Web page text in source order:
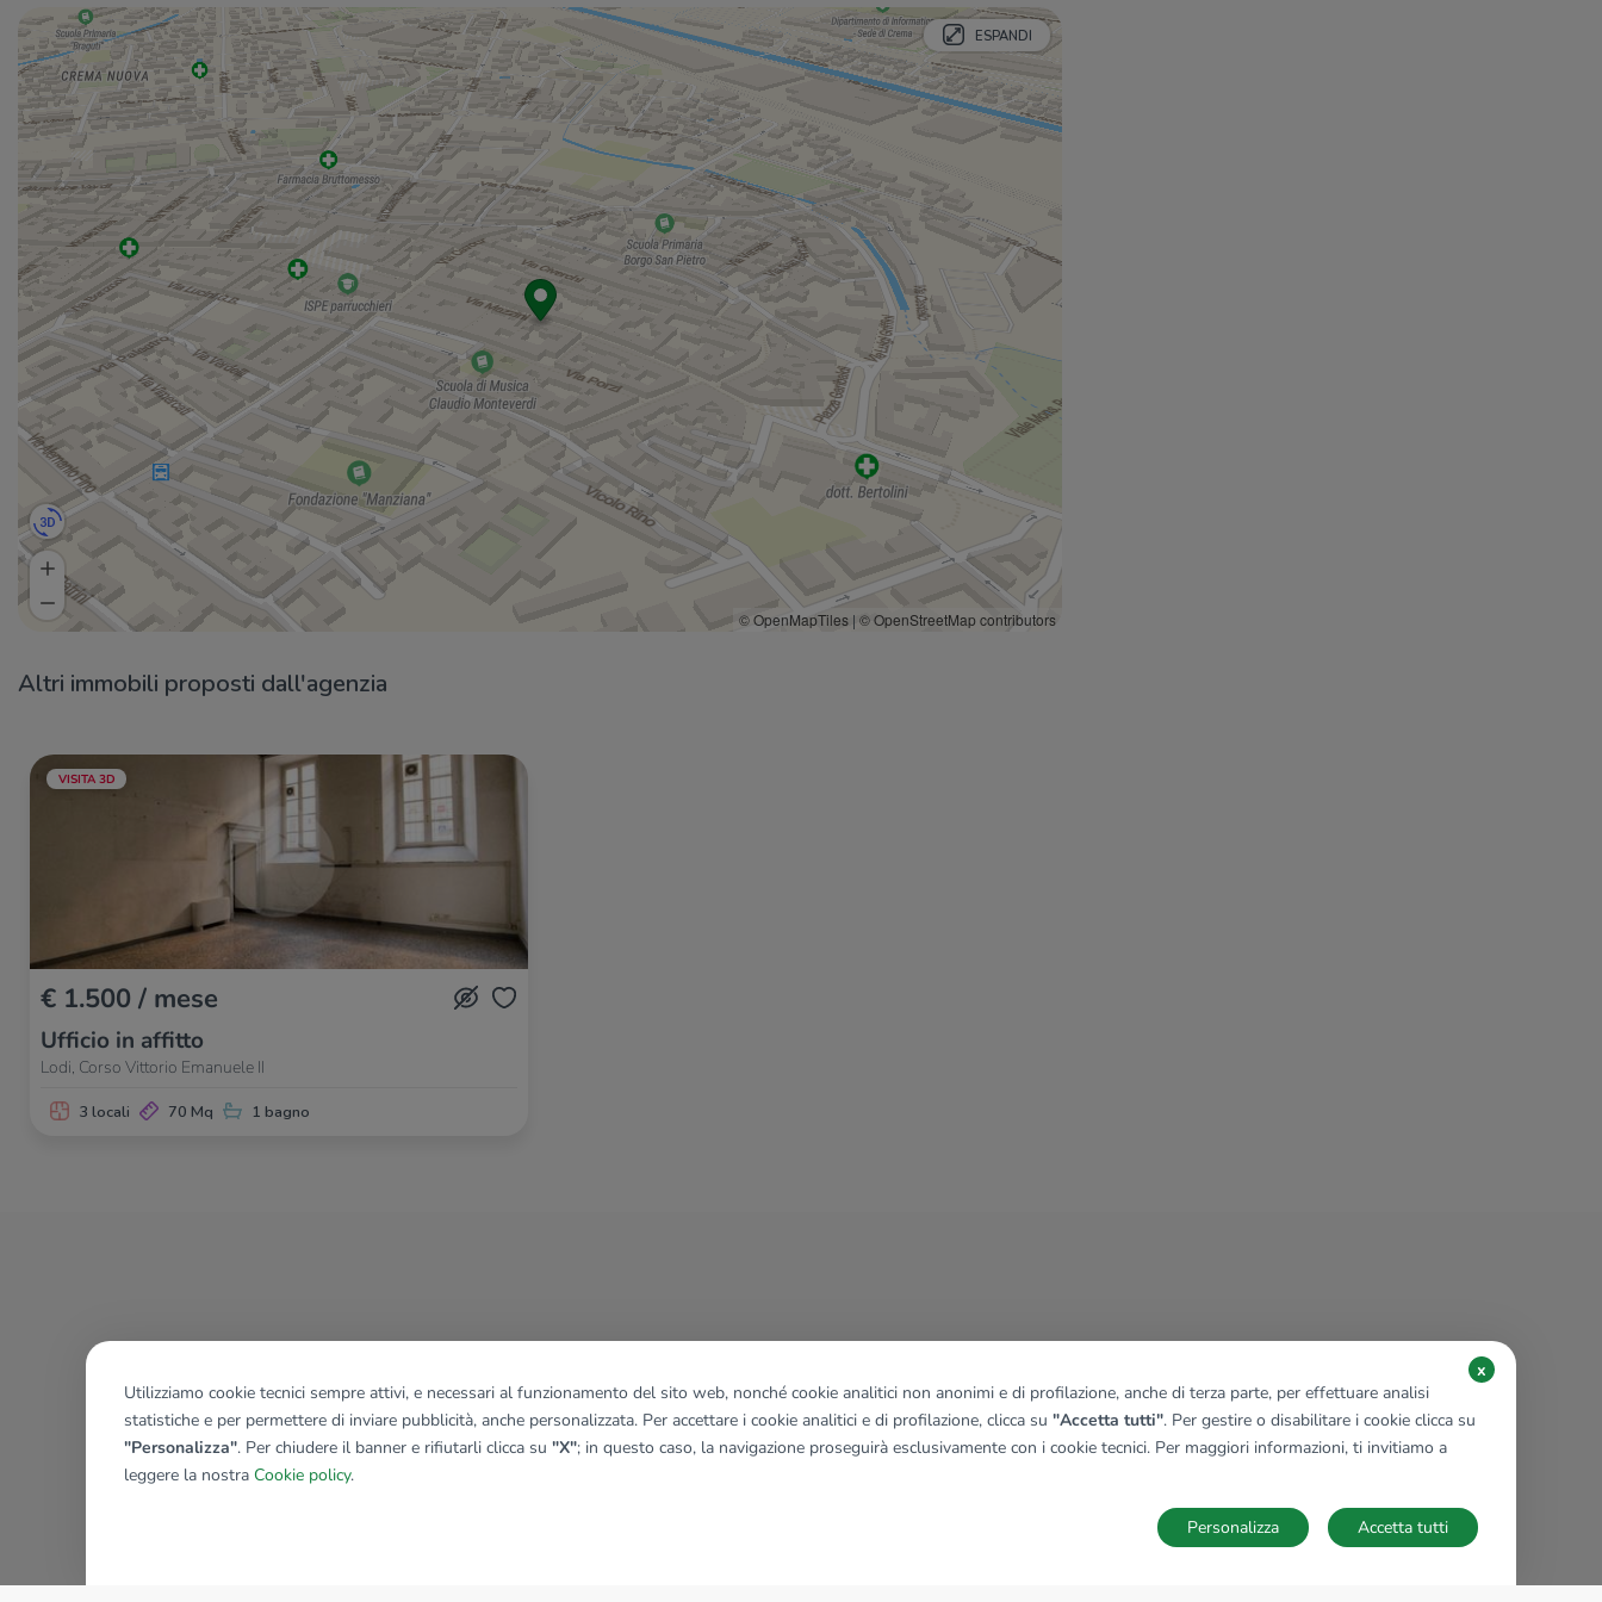
numerose fermate dell’autobus nei pressi dell’immobile.
Si specifica che la proprietà valuta la vendita e l'opzione
di affitto con riscatto.
I fans
20 m
Intimissimi
20 m
Liujoo
30 m
Bar
40 m
Caffè Mazzini
Baby yogurt
60 m
Le Zie
Barcellona
120 m
Ristoranti
Vineria Fuori Porta
Le comari
170 m
Da Stelvio
230 m
Amatruda
230 m
ESPANDI
© OpenMapTiles | © OpenStreetMap contributors
Altri immobili proposti dall'agenzia
VISITA 3D
€ 1.500 / mese
Ufficio in affitto
Lodi, Corso Vittorio Emanuele II
3 locali 70 Mq 1 bagno
Utilizziamo cookie tecnici sempre attivi, e necessari al funzionamento del sito web, nonché cookie analitici non anonimi e di profilazione, anche di terza parte, per effettuare analisi
statistiche e per permettere di inviare pubblicità, anche personalizzata. Per accettare i cookie analitici e di profilazione, clicca su "Accetta tutti". Per gestire o disabilitare i cookie clicca su
"Personalizza". Per chiudere il banner e rifiutarli clicca su "X"; in questo caso, la navigazione proseguirà esclusivamente con i cookie tecnici. Per maggiori informazioni, ti invitiamo a
leggere la nostra Cookie policy.
x
Accetta tutti
Personalizza